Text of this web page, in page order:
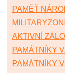
PAMĚŤ
AKTIVNÍ
PAMÁTNÍKY
PAMÁTNÍKY